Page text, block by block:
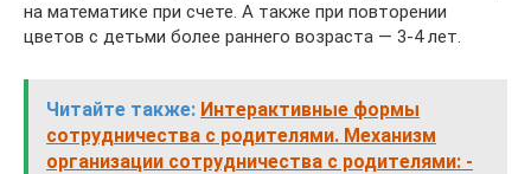
на математике при счете. А также при повторении
цветов с детьми более раннего возраста — 3-4 лет.
Читайте также: Интерактивные формы
сотрудничества с родителями. Механизм
организации сотрудничества с родителями: -